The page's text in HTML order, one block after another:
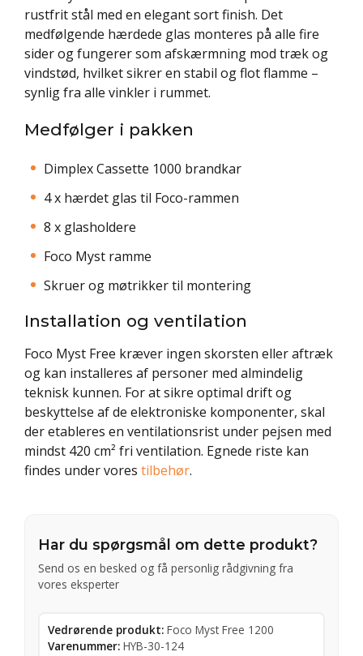
rustfrit stål med en elegant sort finish. Det
medfølgende hærdede glas monteres på alle fire
sider og fungerer som afskærmning mod træk og
vindstød, hvilket sikrer en stabil og flot flamme –
synlig fra alle vinkler i rummet.
Medfølger i pakken
Dimplex Cassette 1000 brandkar
4 x hærdet glas til Foco-rammen
8 x glasholdere
Foco Myst ramme
Skruer og møtrikker til montering
Installation og ventilation
Foco Myst Free kræver ingen skorsten eller aftræk
og kan installeres af personer med almindelig
teknisk kunnen. For at sikre optimal drift og
beskyttelse af de elektroniske komponenter, skal
der etableres en ventilationsrist under pejsen med
mindst 420 cm² fri ventilation. Egnede riste kan
findes under vores tilbehør.
Har du spørgsmål om dette produkt?
Send os en besked og få personlig rådgivning fra
vores eksperter
Vedrørende produkt: Foco Myst Free 1200
Varenummer: HYB-30-124